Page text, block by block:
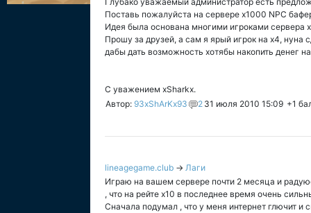
Поставь пожалуйста на сервере х1000 NPC
Идея была основана многими игроками сервера
Прошу за друзей, а сам я ярый игрок на х4,
дабы дать возможность хотябы накопить денег
С уважением xSharkx.
Автор: 93xShArKx93 2 31 июля 2010 15:09 +1
lineagegame.club → Лаги
Играю на вашем сервере почти 2 месяца и
, что на рейте х10 в последнее время очень
Сначала подумал , что у меня интернет глючит и